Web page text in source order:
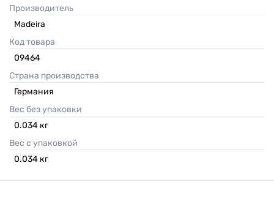
Производитель
Madeira
Код товара
09464
Страна производства
Германия
Вес без упаковки
0.034 кг
Вес с упаковкой
0.034 кг